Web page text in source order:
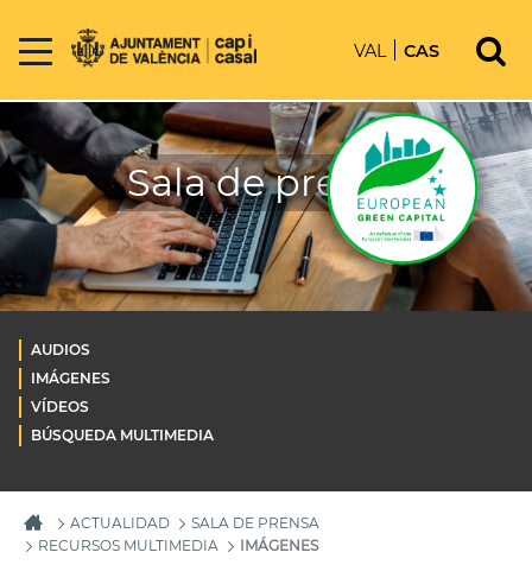
VAL CAS
Sala de prensa
AUDIOS
IMÁGENES
VÍDEOS
BÚSQUEDA MULTIMEDIA
ACTUALIDAD
SALA DE PRENSA
RECURSOS MULTIMEDIA
IMÁGENES